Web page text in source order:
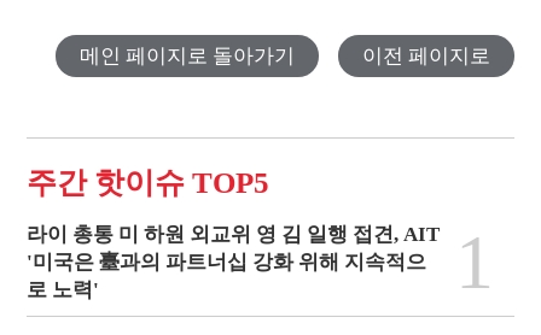
메인 페이지로 돌아가기 이전 페이지로
주간 핫이슈 TOP5
라이 총통 미 하원 외교위 영 김 일행 접견, AIT
'미국은 臺과의 파트너십 강화 위해 지속적으
로 노력'
1